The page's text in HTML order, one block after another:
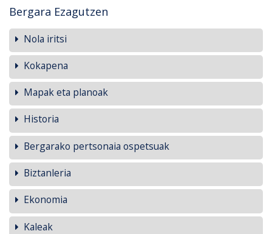
Bergara Ezagutzen
Nola iritsi
Kokapena
Mapak eta planoak
Historia
Bergarako pertsonaia ospetsuak
Biztanleria
Ekonomia
Kaleak